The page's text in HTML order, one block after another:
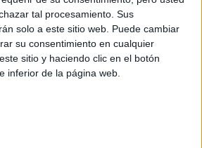
tal procesamiento. Sus
solo a este sitio web. Puede cambiar
su consentimiento en cualquier
sitio y haciendo clic en el botón
inferior de la página web.
en septiembre solo a las
o me tendre qe presentar a todo de
algo si algien sabe algo o algun
pued informarmee graciasss
oregístratepara enviar comentarios